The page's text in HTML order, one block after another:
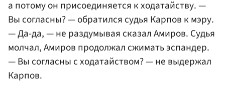
а потому он присоединяется к ходатайству. —
Вы согласны? — обратился судья Карпов к мэру.
— Да-да, — не раздумывая сказал Амиров. Судья
молчал, Амиров продолжал сжимать эспандер.
— Вы согласны с ходатайством? — не выдержал
Карпов.